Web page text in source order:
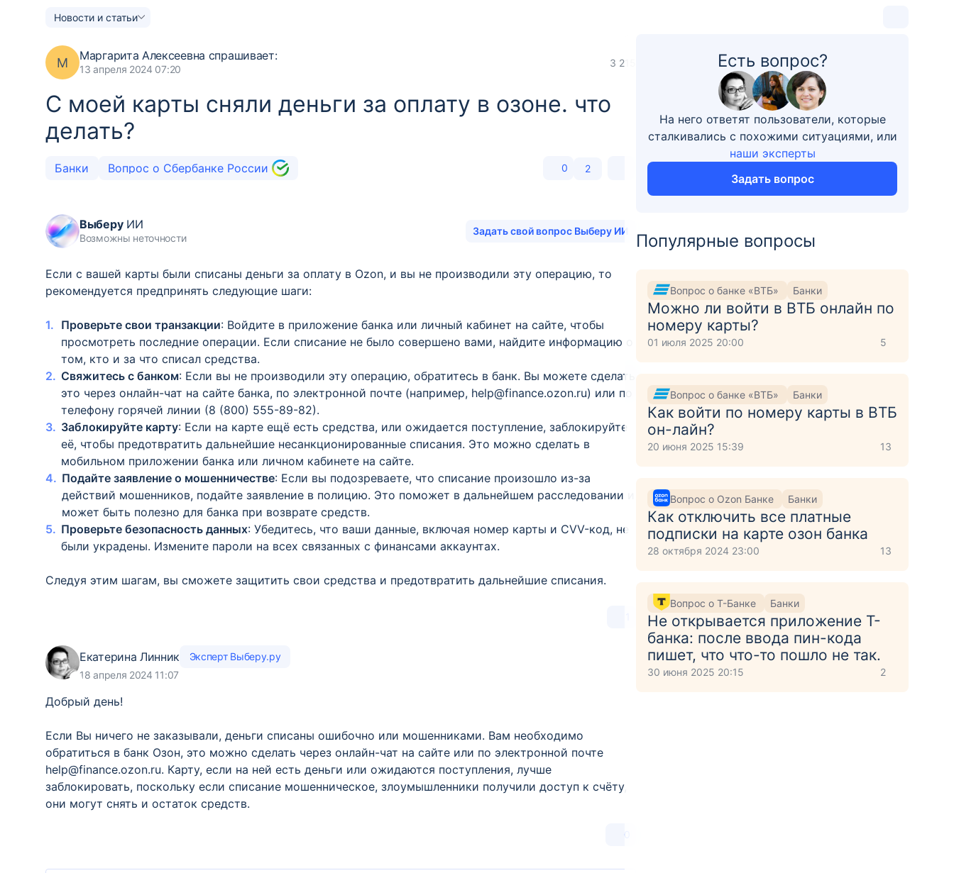
Новости и статьи
М Маргарита Алексеевна спрашивает:
13 апреля 2024 07:20
3 215
С моей карты сняли деньги за оплату в озоне. что
делать?
Банки Вопрос о Сбербанке России 0 2
ВыберуИИ
Возможны неточности
Задать свой вопрос Выберу ИИ
Если с вашей карты были списаны деньги за оплату в Ozon, и вы не производили эту операцию, то
рекомендуется предпринять следующие шаги:
Проверьте свои транзакции: Войдите в приложение банка или личный кабинет на сайте, чтобы
просмотреть последние операции. Если списание не было совершено вами, найдите информацию о
том, кто и за что списал средства.
Свяжитесь с банком: Если вы не производили эту операцию, обратитесь в банк. Вы можете сделать
это через онлайн-чат на сайте банка, по электронной почте (например, help@finance.ozon.ru) или по
телефону горячей линии (8 (800) 555-89-82).
Заблокируйте карту: Если на карте ещё есть средства, или ожидается поступление, заблокируйте
её, чтобы предотвратить дальнейшие несанкционированные списания. Это можно сделать в
мобильном приложении банка или личном кабинете на сайте.
Подайте заявление о мошенничестве: Если вы подозреваете, что списание произошло из-за
действий мошенников, подайте заявление в полицию. Это поможет в дальнейшем расследовании и
может быть полезно для банка при возврате средств.
Проверьте безопасность данных: Убедитесь, что ваши данные, включая номер карты и CVV-код, не
были украдены. Измените пароли на всех связанных с финансами аккаунтах.
Следуя этим шагам, вы сможете защитить свои средства и предотвратить дальнейшие списания.
Екатерина Линник
Эксперт Выберу.ру
18 апреля 2024 11:07
Добрый день!
Если Вы ничего не заказывали, деньги списаны ошибочно или мошенниками. Вам необходимо
обратиться в банк Озон, это можно сделать через онлайн-чат на сайте или по электронной почте
help@finance.ozon.ru. Карту, если на ней есть деньги или ожидаются поступления, лучше
заблокировать, поскольку если списание мошенническое, злоумышленники получили доступ к счёту,
они могут снять и остаток средств.
0
Есть вопрос?
На него ответят пользователи, которые
сталкивались с похожими ситуациями, или
наши эксперты
Задать вопрос
Популярные вопросы
Вопрос о банке «ВТБ» Банки
Можно ли войти в ВТБ онлайн по
номеру карты?
01 июля 2025 20:00 5
Вопрос о банке «ВТБ» Банки
Как войти по номеру карты в ВТБ
он-лайн?
20 июня 2025 15:39 13
Вопрос о Ozon Банке Банки
Как отключить все платные
подписки на карте озон банка
28 октября 2024 23:00 13
Вопрос о Т-Банке Банки
Не открывается приложение Т-
банка: после ввода пин-кода
пишет, что что-то пошло не так.
30 июня 2025 20:15 2